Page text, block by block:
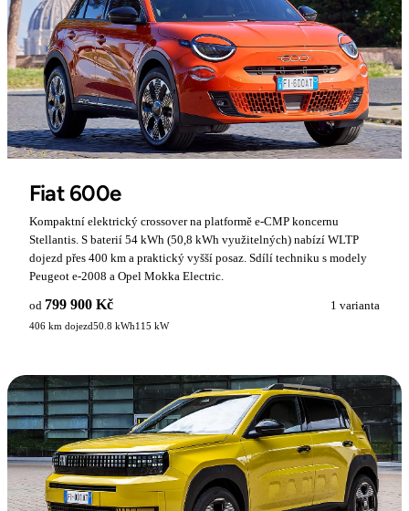
Fiat 600e
Kompaktní elektrický crossover na platformě e-CMP koncernu
Stellantis. S baterií 54 kWh (50,8 kWh využitelných) nabízí WLTP
dojezd přes 400 km a praktický vyšší posaz. Sdílí techniku s modely
Peugeot e-2008 a Opel Mokka Electric.
od 799 900 Kč 1 varianta
406 km dojezd50.8 kWh115 kW